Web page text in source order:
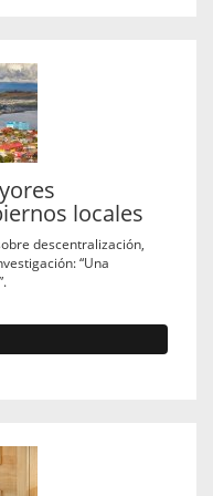
locales
descentralización,
“Una